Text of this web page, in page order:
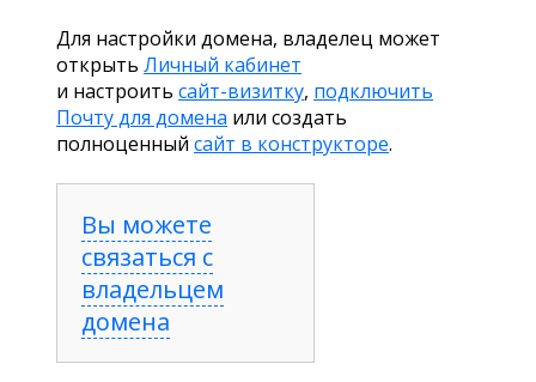
Для настройки домена, владелец может
открыть Личный кабинет
и настроить сайт-визитку, подключить
Почту для домена или создать
полноценный сайт в конструкторе.
Вы можете
связаться с
владельцем
домена